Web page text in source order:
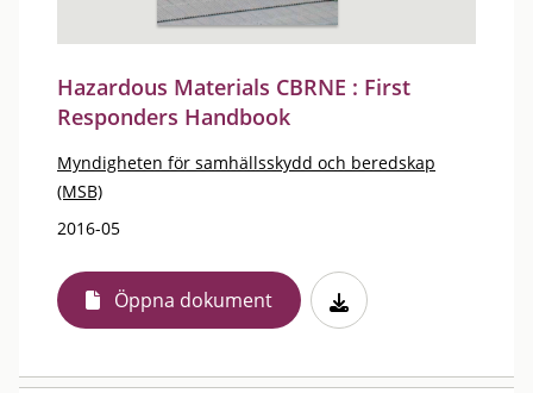
Hazardous Materials CBRNE : First
Responders Handbook
Myndigheten för samhällsskydd och beredskap
(MSB)
2016-05
Öppna dokument